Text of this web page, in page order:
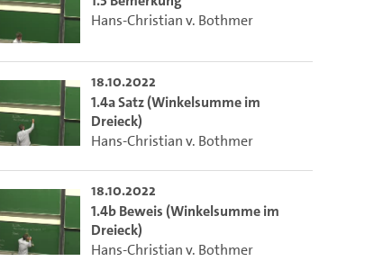
Hans-Christian v. Bothmer
18.10.2022
1.4a Satz (Winkelsumme im
Dreieck)
Hans-Christian v. Bothmer
18.10.2022
1.4b Beweis (Winkelsumme im
Dreieck)
Hans-Christian v. Bothmer